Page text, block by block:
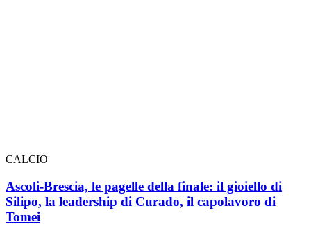
CALCIO
Ascoli-Brescia, le pagelle della finale: il gioiello di
Silipo, la leadership di Curado, il capolavoro di
Tomei